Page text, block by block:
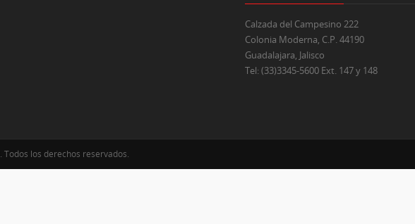
Calzada del Campesino 222
Colonia Moderna, C.P. 44190
Guadalajara, Jalisco
Tel:(33)3345-5600 Ext. 147 y 148
Todos los derechos reservados.